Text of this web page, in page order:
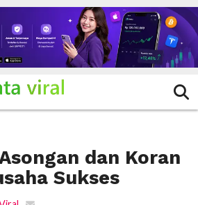
dan Koran
Sukses